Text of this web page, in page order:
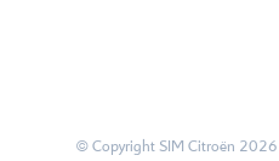
© Copyright SIM Citroën 2026